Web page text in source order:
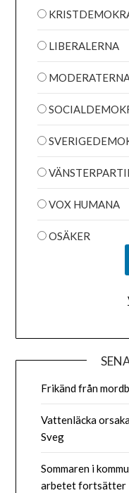
LIBERALERNA
VOX HUMANA
OSÄKER
Frikänd från
Vattenläcka
Sveg
Sommaren i
arbetet fortsätter